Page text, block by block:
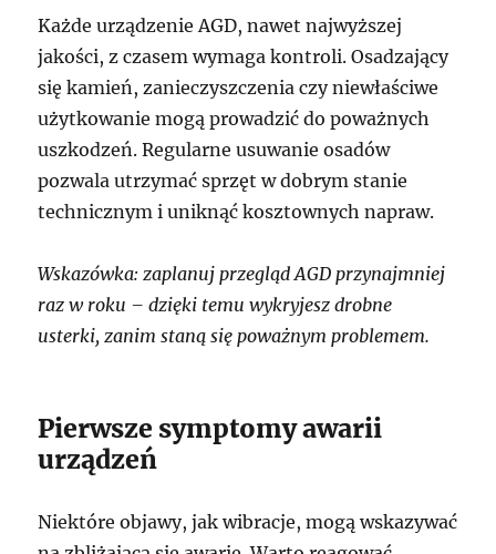
Każde urządzenie AGD, nawet najwyższej
jakości, z czasem wymaga kontroli. Osadzający
się kamień, zanieczyszczenia czy niewłaściwe
użytkowanie mogą prowadzić do poważnych
uszkodzeń. Regularne usuwanie osadów
pozwala utrzymać sprzęt w dobrym stanie
technicznym i uniknąć kosztownych napraw.
Wskazówka: zaplanuj przegląd AGD przynajmniej
raz w roku – dzięki temu wykryjesz drobne
usterki, zanim staną się poważnym problemem.
Pierwsze symptomy awarii
urządzeń
Niektóre objawy, jak wibracje, mogą wskazywać